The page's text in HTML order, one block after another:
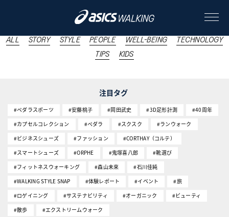
ALL
STORY
STYLE
PEOPLE
#エスコンフィールド
ALL STORY STYLE PEOPLE WELL-BEING
TECHNOLOGY
TIPS
KIDS
注目タグ
#ペダラスポーツ #安藤桃子 #岡田武史 #3D足形計測
#40周年
#カプセルコレクション
#ペダラ #スクスク
#ランウォーク
#ビジネスシューズ
#ファッション
#CORTHAY（コルテ）
#スマートシューズ
#ORPHE #鬼塚喜八郎
#靴選び
#フィットネスウォーキング
#森山未來
#石川佳純
#WALKING STYLE SNAP
#体験レポート #イベント
#旅
#ロゲイニング
#サステナビリティ #オーガニック
#ビューティ
#散歩
#エクストリームウォーク